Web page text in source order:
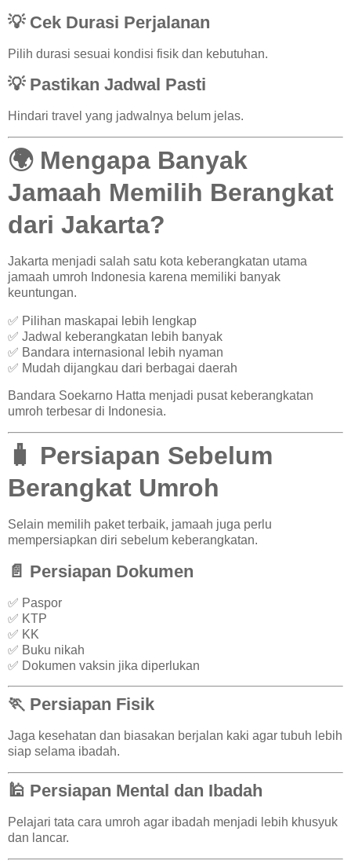
💡 Cek Durasi Perjalanan
Pilih durasi sesuai kondisi fisik dan kebutuhan.
💡 Pastikan Jadwal Pasti
Hindari travel yang jadwalnya belum jelas.
🌍 Mengapa Banyak
Jamaah Memilih Berangkat
dari Jakarta?
Jakarta menjadi salah satu kota keberangkatan utama
jamaah umroh Indonesia karena memiliki banyak
keuntungan.
✅ Pilihan maskapai lebih lengkap
✅ Jadwal keberangkatan lebih banyak
✅ Bandara internasional lebih nyaman
✅ Mudah dijangkau dari berbagai daerah
Bandara Soekarno Hatta menjadi pusat keberangkatan
umroh terbesar di Indonesia.
🧳 Persiapan Sebelum
Berangkat Umroh
Selain memilih paket terbaik, jamaah juga perlu
mempersiapkan diri sebelum keberangkatan.
📄 Persiapan Dokumen
✅ Paspor
✅ KTP
✅ KK
✅ Buku nikah
✅ Dokumen vaksin jika diperlukan
🏃 Persiapan Fisik
Jaga kesehatan dan biasakan berjalan kaki agar tubuh lebih
siap selama ibadah.
🕌 Persiapan Mental dan Ibadah
Pelajari tata cara umroh agar ibadah menjadi lebih khusyuk
dan lancar.